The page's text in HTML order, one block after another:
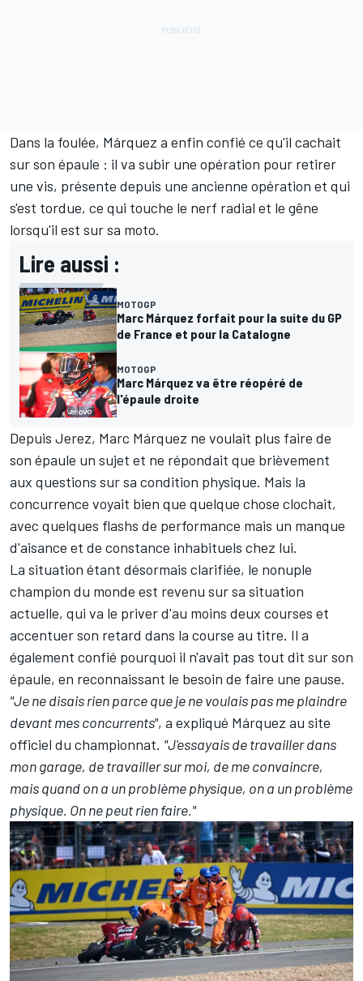
Dans la foulée, Márquez a enfin confié ce qu'il cachait
sur son épaule : il va subir une opération pour retirer
une vis, présente depuis une ancienne opération et qui
s'est tordue, ce qui touche le nerf radial et le gêne
lorsqu'il est sur sa moto.
Lire aussi :
MOTOGP
Marc Márquez forfait pour la suite du GP
de France et pour la Catalogne
MOTOGP
Marc Márquez va être réopéré de
l'épaule droite
Depuis Jerez, Marc Márquez ne voulait plus faire de
son épaule un sujet et ne répondait que brièvement
aux questions sur sa condition physique. Mais la
concurrence voyait bien que quelque chose clochait,
avec quelques flashs de performance mais un manque
d'aisance et de constance inhabituels chez lui.
La situation étant désormais clarifiée, le nonuple
champion du monde est revenu sur sa situation
actuelle, qui va le priver d'au moins deux courses et
accentuer son retard dans la course au titre. Il a
également confié pourquoi il n'avait pas tout dit sur son
épaule, en reconnaissant le besoin de faire une pause.
"Je ne disais rien parce que je ne voulais pas me plaindre
devant mes concurrents", a expliqué Márquez au site
officiel du championnat. "J'essayais de travailler dans
mon garage, de travailler sur moi, de me convaincre,
mais quand on a un problème physique, on a un problème
physique. On ne peut rien faire."